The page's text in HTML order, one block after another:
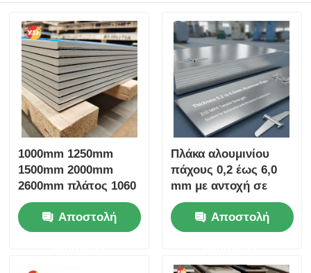
1000mm 1250mm
1500mm 2000mm
2600mm πλάτος 1060
1100 3003 3004 Πλάκα
από κράμα
αλουμινίου με ειδικό
Αποστολή
Πλάκα αλουμινίου
πάχους 0,2 έως 6,0
mm με αντοχή σε
εφελκυσμό 310 MPa,
εξαιρετική για
εξαρτήματα
αεροδιαστημικής
Αποστολή